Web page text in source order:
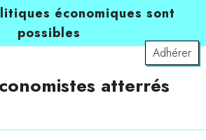
économiques sont
possibles
Adhérer
atterrés